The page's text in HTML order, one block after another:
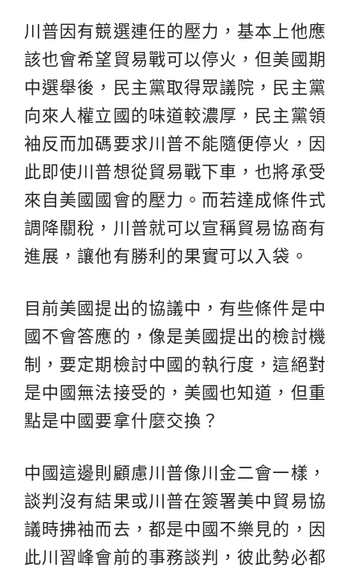
川普因有競選連任的壓力，基本上他應
該也會希望貿易戰可以停火，但美國期
中選舉後，民主黨取得眾議院，民主黨
向來人權立國的味道較濃厚，民主黨領
袖反而加碼要求川普不能隨便停火，因
此即使川普想從貿易戰下車，也將承受
來自美國國會的壓力。而若達成條件式
調降關稅，川普就可以宣稱貿易協商有
進展，讓他有勝利的果實可以入袋。
目前美國提出的協議中，有些條件是中
國不會答應的，像是美國提出的檢討機
制，要定期檢討中國的執行度，這絕對
是中國無法接受的，美國也知道，但重
點是中國要拿什麼交換？
中國這邊則顧慮川普像川金二會一樣，
談判沒有結果或川普在簽署美中貿易協
議時拂袖而去，都是中國不樂見的，因
此川習峰會前的事務談判，彼此勢必都